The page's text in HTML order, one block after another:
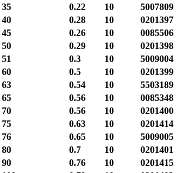
35
0.22 10 5007809
40
0.28 10 0201397
45
0.26 10 0085506
50
0.29 10 0201398
51
0.3 10 5009004
60
0.5 10 0201399
63
0.54 10 5503189
65
0.56 10 0085348
70
0.56 10 0201400
75
0.63 10 0201414
76
0.65 10 5009005
80
0.7 10 0201401
90
0.76 10 0201415